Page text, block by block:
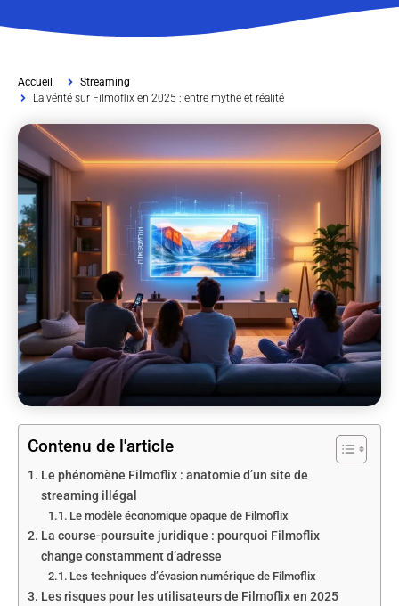
Accueil
Streaming
La vérité sur Filmoflix en 2025 : entre mythe et réalité
Contenu de l'article
Le phénomène Filmoflix : anatomie d’un site de
streaming illégal
Le modèle économique opaque de Filmoflix
La course-poursuite juridique : pourquoi Filmoflix
change constamment d’adresse
Les techniques d’évasion numérique de Filmoflix
Les risques pour les utilisateurs de Filmoflix en 2025